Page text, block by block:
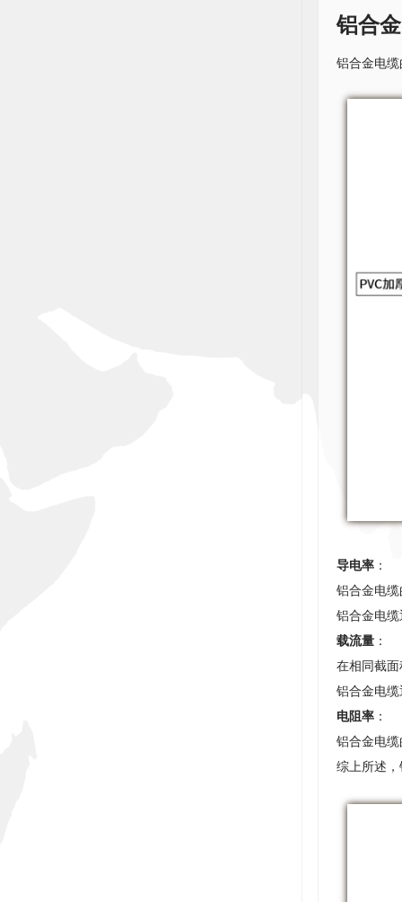
铝合
铝合金电
导电率：
铝合金电
铝合金电
载流量：
在相同截
铝合金电
电阻率：
铝合金电
综上所述